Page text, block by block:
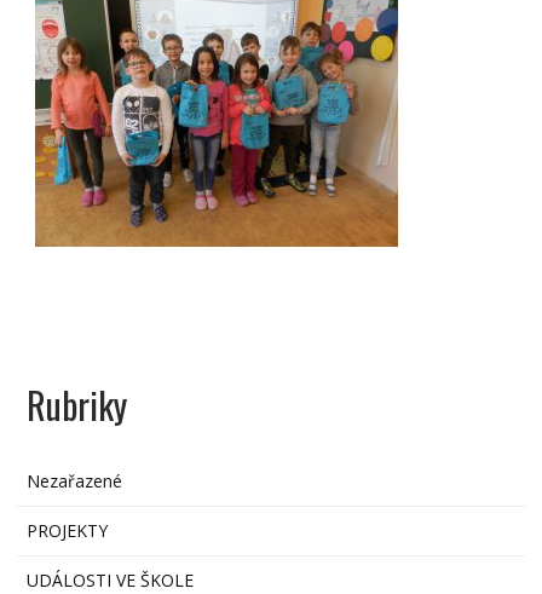
Rubriky
Nezařazené
PROJEKTY
UDÁLOSTI VE ŠKOLE